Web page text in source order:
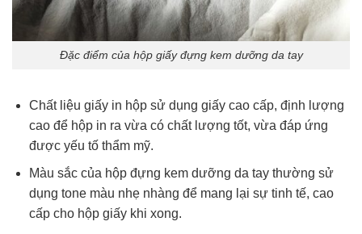
Đặc điểm của hộp giấy đựng kem dưỡng da tay
Chất liệu giấy in hộp sử dụng giấy cao cấp, định lượng
cao để hộp in ra vừa có chất lượng tốt, vừa đáp ứng
được yếu tố thẩm mỹ.
Màu sắc của hộp đựng kem dưỡng da tay thường sử
dụng tone màu nhẹ nhàng để mang lại sự tinh tế, cao
cấp cho hộp giấy khi xong.